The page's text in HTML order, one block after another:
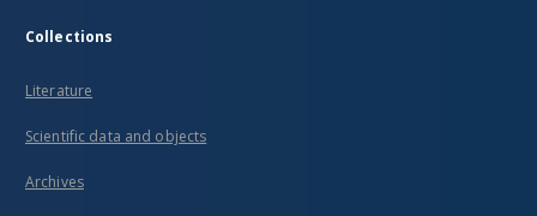
Collections
Literature
Scientific data and objects
Archives